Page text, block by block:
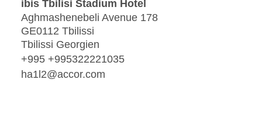
ibis Tbilisi Stadium Hotel
Aghmashenebeli Avenue 178
GE0112 Tbilissi
Tbilissi Georgien
+995 +995322221035
ha1l2@accor.com